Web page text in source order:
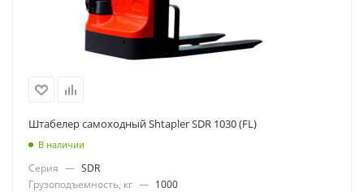
Штабелер самоходный Shtapler SDR 1030 (FL)
В наличии
Серия — SDR
Грузоподъемность, кг — 1000